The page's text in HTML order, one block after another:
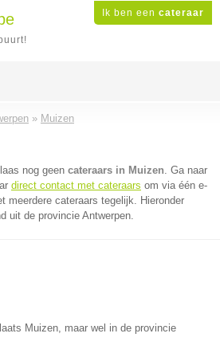
Ik ben een cateraar
» Muizen
nog geen cateraars in Muizen. Ga naar
direct contact met cateraars om via één e-
meerdere cateraars tegelijk. Hieronder
uit de provincie Antwerpen.
Muizen, maar wel in de provincie